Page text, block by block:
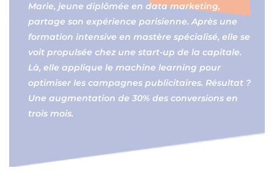
Marie, jeune diplômée en data marketing,
partage son expérience parisienne. Après une
formation intensive en mastère spécialisé, elle se
voit propulsée chez une start-up de la capitale.
Là, elle applique le machine learning pour
optimiser les campagnes publicitaires. Résultat ?
Une augmentation de 30% des conversions en
trois mois.